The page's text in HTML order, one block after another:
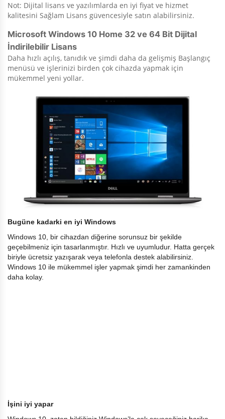
Not: Dijital lisans ve yazılımlarda en iyi fiyat ve hizmet
kalitesini Sağlam Lisans güvencesiyle satın alabilirsiniz.
Microsoft Windows 10 Home 32 ve 64 Bit Dijital
İndirilebilir Lisans
Daha hızlı açılış, tanıdık ve şimdi daha da gelişmiş Başlangıç
menüsü ve işlerinizi birden çok cihazda yapmak için
mükemmel yeni yollar.
Bugüne kadarki en iyi Windows
Windows 10, bir cihazdan diğerine sorunsuz bir şekilde
geçebilmeniz için tasarlanmıştır. Hızlı ve uyumludur. Hatta gerçek
biriyle ücretsiz yazışarak veya telefonla destek alabilirsiniz.
Windows 10 ile mükemmel işler yapmak şimdi her zamankinden
daha kolay.
İşini iyi yapar